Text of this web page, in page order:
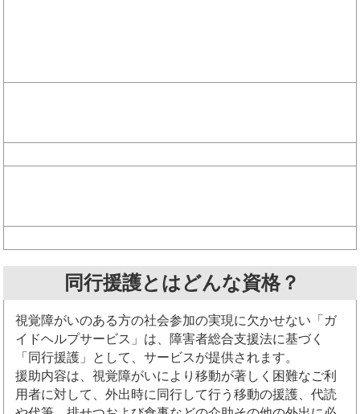
同行援護とはどんな資格？
視覚障がいのある方の社会参加の実現に欠かせない「ガ
イドヘルプサービス」は、障害者総合支援法に基づく
「同行援護」として、サービスが提供されます。
援助内容は、視覚障がいにより移動が著しく困難なご利
用者に対して、外出時に同行して行う移動の援護、代読